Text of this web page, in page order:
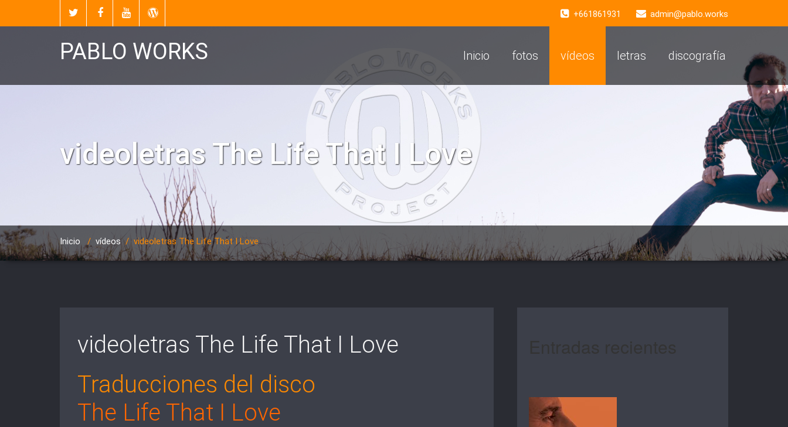
+661861931 admin@pablo.works
PABLO WORKS Inicio fotos vídeos letras discografía
videoletras The Life That I Love
Inicio / vídeos/ videoletras The Life That I Love
videoletras The Life That I Love
Traducciones del disco
The Life That I Love